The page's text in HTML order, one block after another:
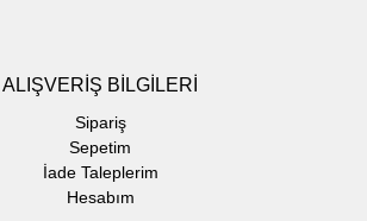
ALIŞVERİŞ BİLGİLERİ
Sipariş
Sepetim
İade Taleplerim
Hesabım